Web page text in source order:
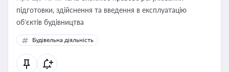
підготовки, здійснення та введення в експлуатацію
об’єктів будівництва
Будівельна діяльність